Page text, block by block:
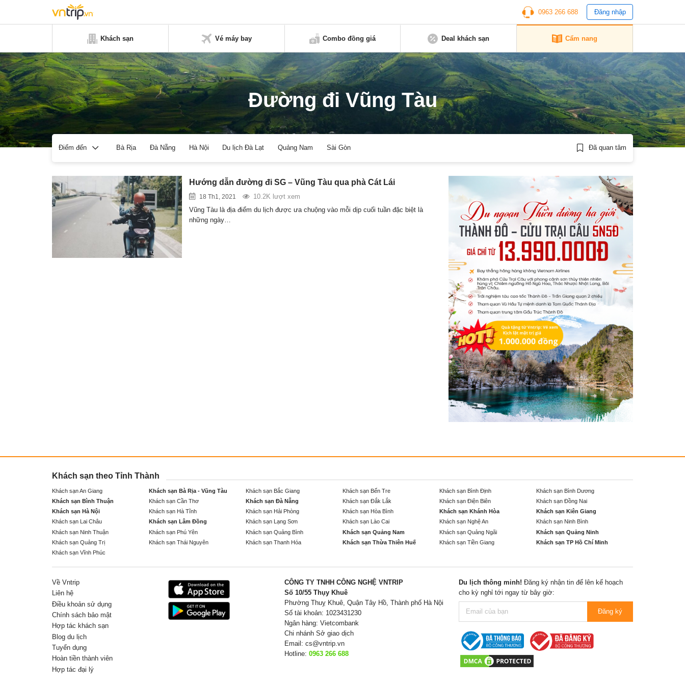
0963 266 688 Đăng nhập
Khách sạn Vé máy bay Combo đồng giá Deal khách sạn Cẩm nang
Đường đi Vũng Tàu
Điểm đến Bà Rịa Đà Nẵng Hà Nội Du lịch Đà Lạt Quảng Nam Sài Gòn Đã quan tâm
Hướng dẫn đường đi SG – Vũng Tàu qua phà Cát Lái
18 Th1, 2021
10.2K lượt xem
Vũng Tàu là địa điểm du lịch được ưa chuộng vào mỗi dịp cuối tuần đặc biệt là
những ngày…
Khách sạn theo Tỉnh Thành
Khách sạn An Giang Khách sạn Bà Rịa - Vũng Tàu Khách sạn Bắc Giang Khách sạn Bến Tre Khách sạn Bình Định
Khách sạn Bình Dương
Khách sạn Bình Thuận
Khách sạn Cần Thơ Khách sạn Đà Nẵng Khách sạn Đắk Lắk Khách sạn Điện Biên
Khách sạn Đồng Nai
Khách sạn Hà Nội
Khách sạn Hà Tĩnh Khách sạn Hải Phòng Khách sạn Hòa Bình Khách sạn Khánh Hòa
Khách sạn Kiên Giang
Khách sạn Lai Châu
Khách sạn Lâm Đồng Khách sạn Lạng Sơn Khách sạn Lào Cai Khách sạn Nghệ An
Khách sạn Ninh Bình
Khách sạn Ninh Thuận
Khách sạn Phú Yên Khách sạn Quảng Bình Khách sạn Quảng Nam Khách sạn Quảng Ngãi
Khách sạn Quảng Ninh
Khách sạn Quảng Trị
Khách sạn Thái Nguyên Khách sạn Thanh Hóa Khách sạn Thừa Thiên Huế Khách sạn Tiền Giang
Khách sạn TP Hồ Chí Minh
Khách sạn Vĩnh Phúc
Về Vntrip
Liên hệ
Điều khoản sử dụng
Chính sách bảo mật
Hợp tác khách sạn
Blog du lịch
Tuyển dụng
Hoàn tiền thành viên
Hợp tác đại lý
CÔNG TY TNHH CÔNG NGHỆ VNTRIP
Số 10/55 Thụy Khuê
Phường Thuỵ Khuê, Quận Tây Hồ, Thành phố Hà Nội
Số tài khoản: 1023431230
Ngân hàng: Vietcombank
Chi nhánh Sở giao dịch
Email: cs@vntrip.vn
Hotline: 0963 266 688
Du lịch thông minh! Đăng ký nhận tin để lên kế hoạch
cho kỳ nghỉ tới ngay từ bây giờ:
Đăng ký